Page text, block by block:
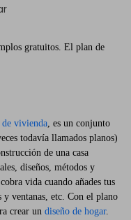
gratuitos. El plan de
de vivienda, es un conjunto
todavía llamados planos)
de una casa
diseños, métodos y
vida cuando añades tus
y ventanas, etc. Con el plano
crear un diseño de hogar.